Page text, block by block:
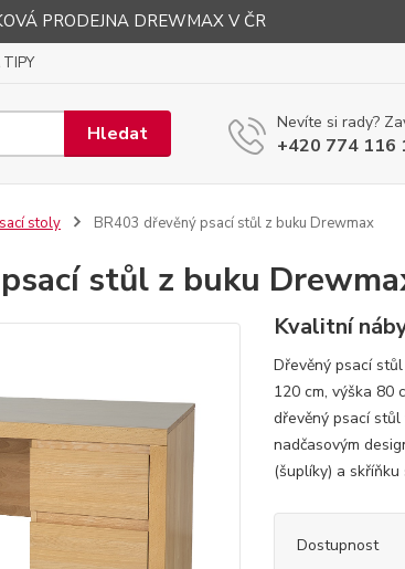
PRODEJNA DREWMAX V ČR
TIPY
Hledat Nevíte si rady?
+420 774 116
stoly BR403 dřevěný psací stůl z buku Drewmax
stůl z buku
Kvalitní
Dřevěný psací
120 cm, výška 80
dřevěný psací
nadčasovým
(šuplíky) a
Dostupnost